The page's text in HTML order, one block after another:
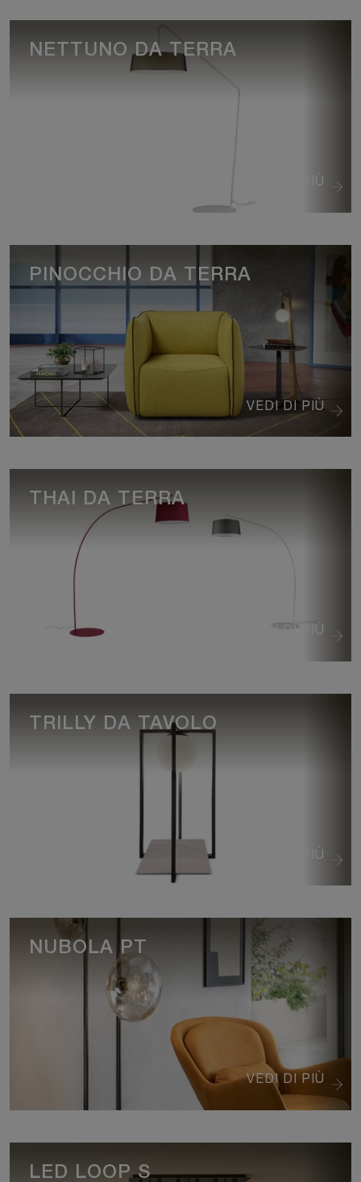
VEDI DI PIÙ
NETTUNO DA TERRA
VEDI DI PIÙ
PINOCCHIO DA TERRA
VEDI DI PIÙ
THAI DA TERRA
VEDI DI PIÙ
TRILLY DA TAVOLO
VEDI DI PIÙ
NUBOLA PT
LED LOOP S